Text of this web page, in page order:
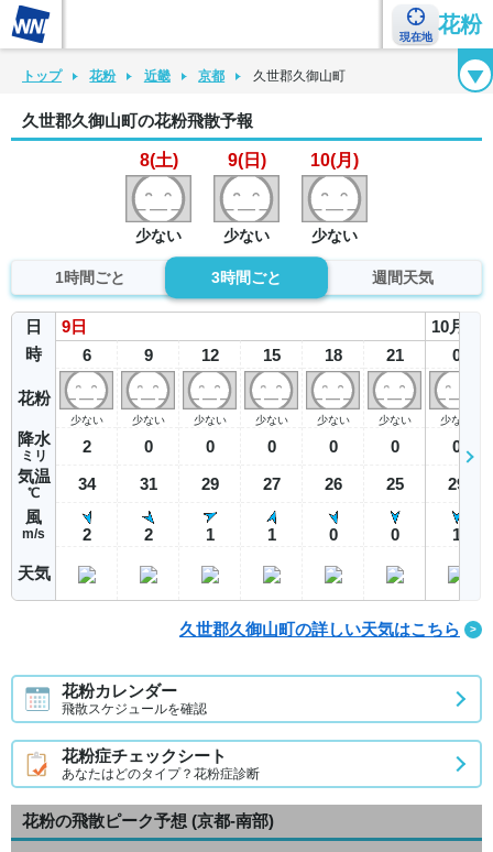
現在地
花粉
花粉カレンダー 花粉図鑑 花粉症チェックシート 花粉症ハンドブック
トップ 花粉 近畿 京都 久世郡久御山町
久世郡久御山町の花粉飛散予報
8(土)
少ない
9(日)
少ない
10(月)
少ない
1時間ごと 3時間ごと 週間天気
日
時
花粉
降水
ミリ
気温
℃
風
m/s
天気
9 日
6
少ない
2
34
2
9
少ない
0
31
2
12
少ない
0
29
1
15
少ない
0
27
1
18
少ない
0
26
0
21
少ない
0
25
0
10月
0
少ない
0
29
1
久世郡久御山町の詳しい天気はこちら
花粉カレンダー
飛散スケジュールを確認
花粉症チェックシート
あなたはどのタイプ？花粉症診断
花粉の飛散ピーク予想 (京都-南部)